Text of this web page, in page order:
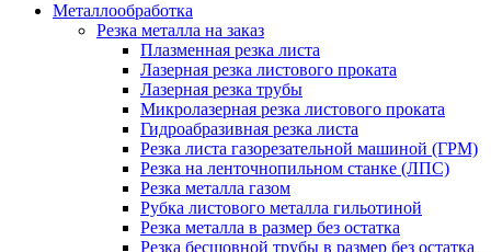
Металлообработка
Резка металла на заказ
Плазменная резка листа
Лазерная резка листового проката
Лазерная резка трубы
Микролазерная резка листового проката
Гидроабразивная резка листа
Резка листа газорезательной машиной (ГРМ)
Резка на ленточнопильном станке (ЛПС)
Резка металла газом
Рубка листового металла гильотиной
Резка металла в размер без остатка
Резка бесшовной трубы в размер без остатка